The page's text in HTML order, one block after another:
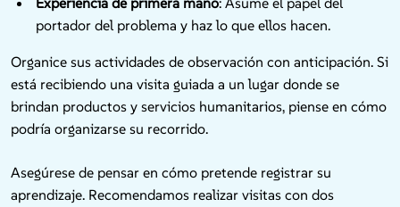
portador del problema y haz lo que ellos hacen.
Organice sus actividades de observación con anticipación. Si
está recibiendo una visita guiada a un lugar donde se
brindan productos y servicios humanitarios, piense en cómo
podría organizarse su recorrido.
Asegúrese de pensar en cómo pretende registrar su
aprendizaje. Recomendamos realizar visitas con dos